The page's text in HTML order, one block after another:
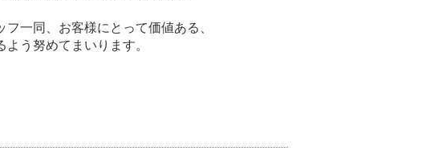
一同、お客様にとって価値ある、
う努めてまいります。